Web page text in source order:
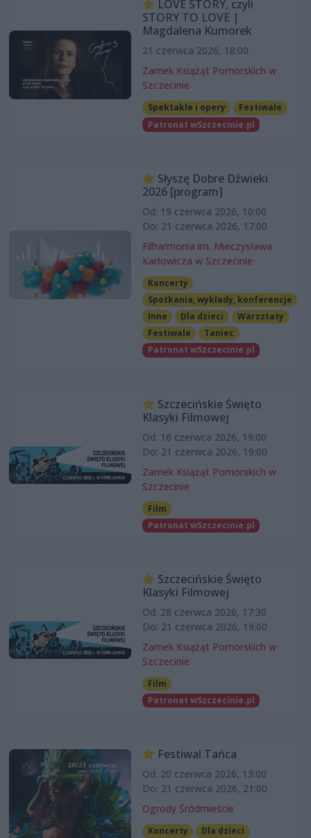
LOVE STORY, czyli
STORY TO LOVE |
Magdalena Kumorek
21 czerwca 2026, 18:00
Zamek Książąt Pomorskich w
Szczecinie
Spektakle i opery
Festiwale
Patronat wSzczecinie.pl
Słyszę Dobre Dźwieki
2026 [program]
Od: 19 czerwca 2026, 10:00
Do: 21 czerwca 2026, 17:00
Filharmonia im. Mieczysława
Karłowicza w Szczecinie
Koncerty
Spotkania, wykłady, konferencje
Inne
Dla dzieci
Warsztaty
Festiwale
Taniec
Patronat wSzczecinie.pl
Szczecińskie Święto
Klasyki Filmowej
Od: 16 czerwca 2026, 19:00
Do: 21 czerwca 2026, 19:00
Zamek Książąt Pomorskich w
Szczecinie
Film
Patronat wSzczecinie.pl
Szczecińskie Święto
Klasyki Filmowej
Od: 28 czerwca 2026, 17:30
Do: 21 czerwca 2026, 19:00
Zamek Książąt Pomorskich w
Szczecinie
Film
Patronat wSzczecinie.pl
Festiwal Tańca
Od: 20 czerwca 2026, 13:00
Do: 21 czerwca 2026, 21:00
Ogrody Śródmieście
Koncerty
Dla dzieci